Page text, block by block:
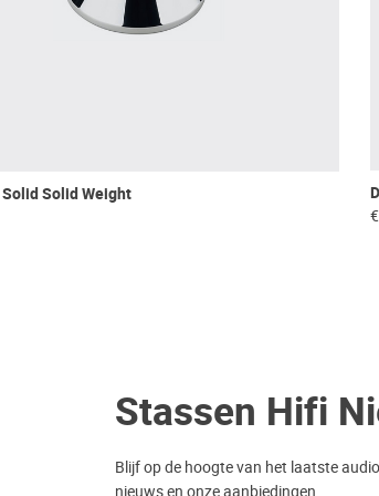
Solid Weight
Stassen Hifi
Blijf op de hoogte van het laatste
nieuws en onze aanbiedingen.